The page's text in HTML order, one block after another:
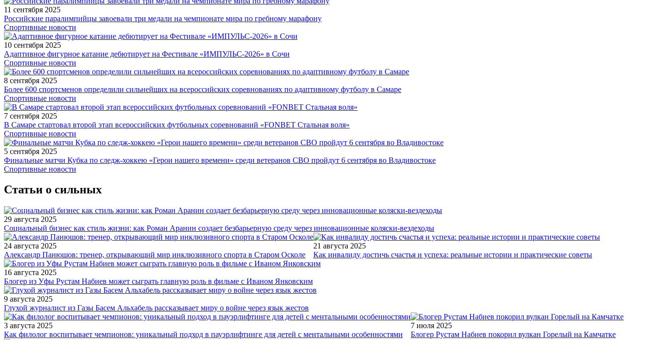
11 сентября 2025
Российские паралимпийцы завоевали три медали на чемпионате мира по гребному марафону
Спортивные новости
10 сентября 2025
Адаптивное фигурное катание дебютирует на Фестивале «ИМПУЛЬС-2026» в Сочи
Спортивные новости
8 сентября 2025
Более 600 спортсменов определили сильнейших на всероссийских соревнованиях по адаптивному футболу в Самаре
Спортивные новости
7 сентября 2025
В Самаре стартовал второй этап всероссийских футбольных соревнований «FONBET Стальная воля»
Спортивные новости
5 сентября 2025
Финальные матчи Кубка по следж-хоккею «Герои нашего времени» среди ветеранов СВО пройдут 6 сентября во Владивостоке
Спортивные новости
Статьи о сильных
29 августа 2025
Социальный бизнес как стиль жизни: как Роман Аранин создает безбарьерную среду через инновационные коляски-вездеходы
24 августа 2025
Александр Панюшов: тренер, открывающий мир инклюзивного спорта в Старом Осколе
21 августа 2025
Как инвалиду достичь счастья и успеха: реальные истории и практические советы
16 августа 2025
Блогер из Уфы Рустам Набиев может сыграть главную роль в фильме с Иваном Янковским
9 августа 2025
Глухой журналист из Газы Басем Альхабель рассказывает миру о войне через язык жестов
3 августа 2025
Как филолог воспитывает чемпионов: уникальный подход в пауэрлифтинге для детей с ментальными особенностями
7 июля 2025
Блогер Рустам Набиев покорил вулкан Горелый на Камчатке